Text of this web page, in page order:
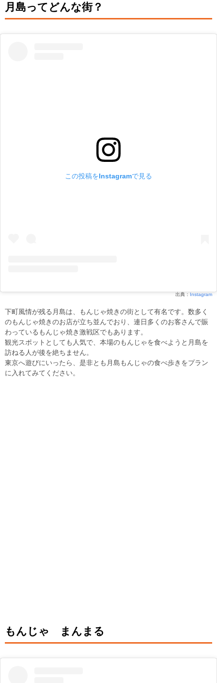
月島ってどんな街？
この投稿をInstagramで見る
出典： Instagram
下町風情が残る月島は、もんじゃ焼きの街として有名です。数多く
のもんじゃ焼きのお店が立ち並んでおり、連日多くのお客さんで賑
わっているもんじゃ焼き激戦区でもあります。
観光スポットとしても人気で、本場のもんじゃを食べようと月島を
訪ねる人が後を絶ちません。
東京へ遊びにいったら、是非とも月島もんじゃの食べ歩きをプラン
に入れてみてください。
もんじゃ まんまる